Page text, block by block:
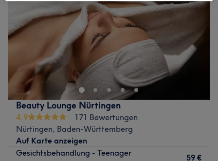
Beauty Lounge Nürtingen
4,9
171 Bewertungen
Nürtingen, Baden-Württemberg
Auf Karte anzeigen
Gesichtsbehandlung - Teenager
59 €